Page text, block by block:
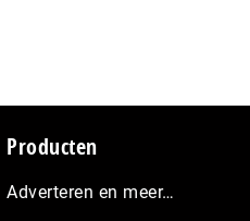
Producten
Adverteren en meer…